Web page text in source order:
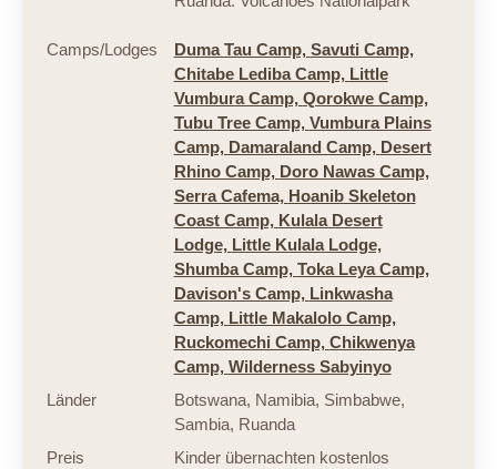
Camps/Lodges Duma Tau Camp, Savuti Camp,
Chitabe Lediba Camp, Little
Vumbura Camp, Qorokwe Camp,
Tubu Tree Camp, Vumbura Plains
Camp, Damaraland Camp, Desert
Rhino Camp, Doro Nawas Camp,
Serra Cafema, Hoanib Skeleton
Coast Camp, Kulala Desert
Lodge, Little Kulala Lodge,
Shumba Camp, Toka Leya Camp,
Davison's Camp, Linkwasha
Camp, Little Makalolo Camp,
Ruckomechi Camp, Chikwenya
Camp, Wilderness Sabyinyo
Länder
Botswana, Namibia, Simbabwe,
Sambia, Ruanda
Preis
Kinder übernachten kostenlos